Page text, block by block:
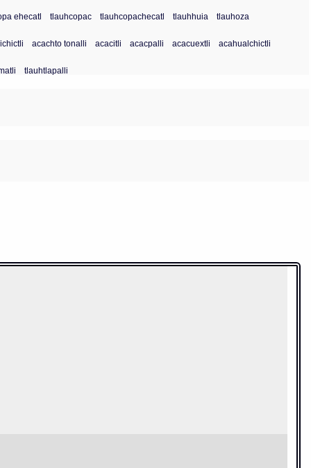
ehecatl tlauhcopac tlauhcopachecatl tlauhhuia
tlauhoza
acachto tonalli acacitli acacpalli acacuextli
acahualchictli
tlauhtlapalli